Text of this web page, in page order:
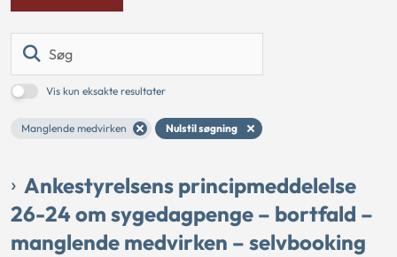
Vis kun eksakte resultater
Manglende medvirken Nulstil søgning
Ankestyrelsens principmeddelelse
26-24 om sygedagpenge – bortfald –
manglende medvirken – selvbooking